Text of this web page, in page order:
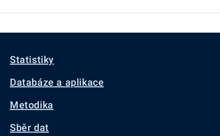
Statistiky
Databáze a aplikace
Metodika
Sběr dat